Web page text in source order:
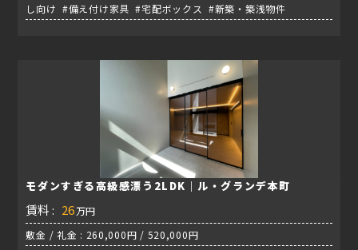
し向け #備え付け家具 #宅配ボックス #新築・築浅物件
モダンすぎる高級感漂う2LDK｜ル・グランデ本町
賃料 : 26万円
敷金 / 礼金 : 260,000円 / 520,000円